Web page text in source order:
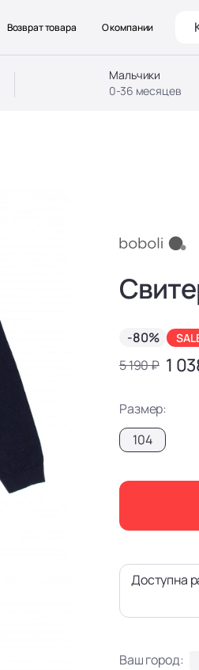
Мальчики
0-36 месяцев
Возврат товара О компании
-80%
5 190 ₽ 1
Размер:
104
Доступна
Ваш город: